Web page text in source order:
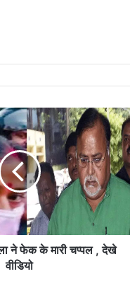
ने फेक के मारी चप्पल , देखे
वीडियो